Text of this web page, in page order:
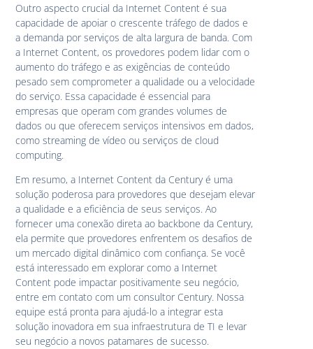
Outro aspecto crucial da Internet Content é sua
capacidade de apoiar o crescente tráfego de dados e
a demanda por serviços de alta largura de banda. Com
a Internet Content, os provedores podem lidar com o
aumento do tráfego e as exigências de conteúdo
pesado sem comprometer a qualidade ou a velocidade
do serviço. Essa capacidade é essencial para
empresas que operam com grandes volumes de
dados ou que oferecem serviços intensivos em dados,
como streaming de vídeo ou serviços de cloud
computing.
Em resumo, a Internet Content da Century é uma
solução poderosa para provedores que desejam elevar
a qualidade e a eficiência de seus serviços. Ao
fornecer uma conexão direta ao backbone da Century,
ela permite que provedores enfrentem os desafios de
um mercado digital dinâmico com confiança. Se você
está interessado em explorar como a Internet
Content pode impactar positivamente seu negócio,
entre em contato com um consultor Century. Nossa
equipe está pronta para ajudá-lo a integrar esta
solução inovadora em sua infraestrutura de TI e levar
seu negócio a novos patamares de sucesso.